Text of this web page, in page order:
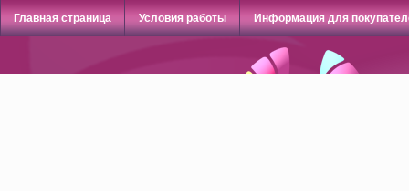
Главная страница Условия работы Информация для